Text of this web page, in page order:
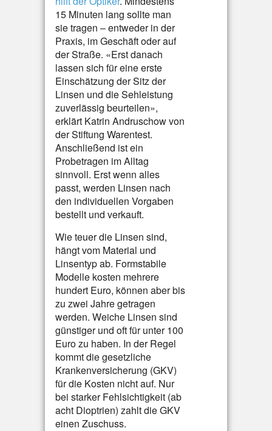
15 Minuten lang sollte man
sie tragen – entweder in der
Praxis, im Geschäft oder auf
der Straße. «Erst danach
lassen sich für eine erste
Einschätzung der Sitz der
Linsen und die Sehleistung
zuverlässig beurteilen»,
erklärt Katrin Andruschow von
der Stiftung Warentest.
Anschließend ist ein
Probetragen im Alltag
sinnvoll. Erst wenn alles
passt, werden Linsen nach
den individuellen Vorgaben
bestellt und verkauft.
Wie teuer die Linsen sind,
hängt vom Material und
Linsentyp ab. Formstabile
Modelle kosten mehrere
hundert Euro, können aber bis
zu zwei Jahre getragen
werden. Weiche Linsen sind
günstiger und oft für unter 100
Euro zu haben. In der Regel
kommt die gesetzliche
Krankenversicherung (GKV)
für die Kosten nicht auf. Nur
bei starker Fehlsichtigkeit (ab
acht Dioptrien) zahlt die GKV
einen Zuschuss.